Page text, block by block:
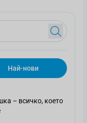
Най-нови
– всичко, което